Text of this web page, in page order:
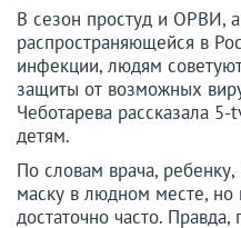
В сезон простуд и ОРВИ,
распространяющейся в
инфекции, людям
защиты от возможных
Чеботарева рассказала
детям.
По словам врача,
маску в людном месте,
достаточно часто.